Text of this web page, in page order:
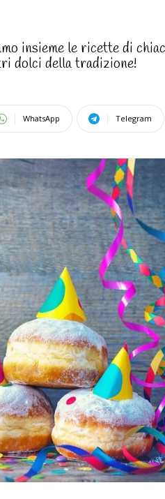
insieme le ricette di
dolci della tradizione!
WhatsApp Telegram